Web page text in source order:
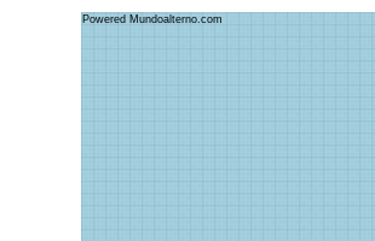
Powered Mundoalterno.com